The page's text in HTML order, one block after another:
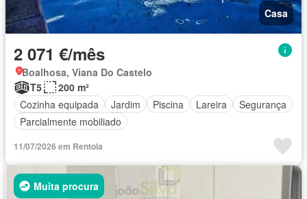
Casa
2 071 €/mês
Boalhosa, Viana Do Castelo
T5
200 m²
Cozinha equipada
Jardim Piscina Lareira
Segurança
Parcialmente mobiliado
11/07/2026 em Rentola
Muita procura